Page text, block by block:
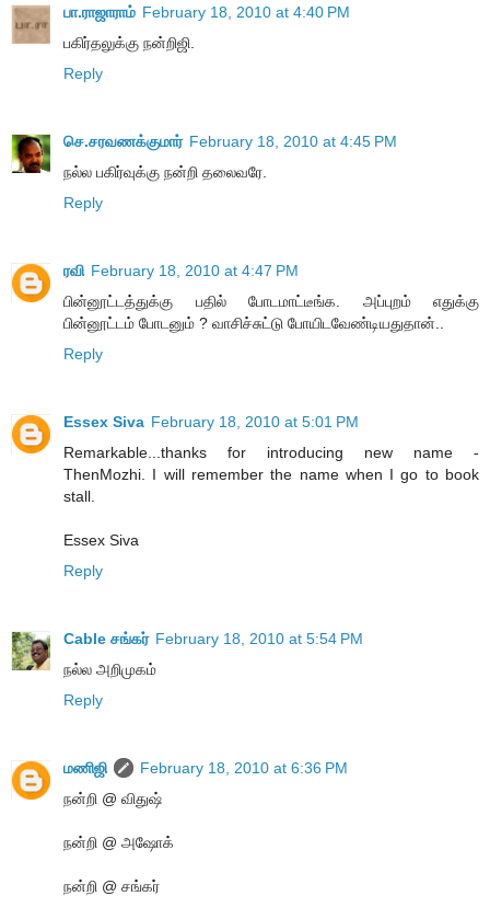
பா.ராஜாராம் February 18, 2010 at 4:40 PM
பகிர்தலுக்கு நன்றிஜி.
Reply
செ.சரவணக்குமார் February 18, 2010 at 4:45 PM
நல்ல பகிர்வுக்கு நன்றி தலைவரே.
Reply
ரவி February 18, 2010 at 4:47 PM
பின்னூட்டத்துக்கு பதில் போடமாட்டீங்க. அப்புறம் எதுக்கு
பின்னூட்டம் போடனும் ? வாசிச்சுட்டு போயிடவேண்டியதுதான்..
Reply
Essex Siva February 18, 2010 at 5:01 PM
Remarkable...thanks for introducing new name -
ThenMozhi. I will remember the name when I go to book
stall.
Essex Siva
Reply
Cable சங்கர் February 18, 2010 at 5:54 PM
நல்ல அறிமுகம்
Reply
மணிஜி
February 18, 2010 at 6:36 PM
நன்றி @ விதுஷ்
நன்றி @ அஷோக்
நன்றி @ சங்கர்